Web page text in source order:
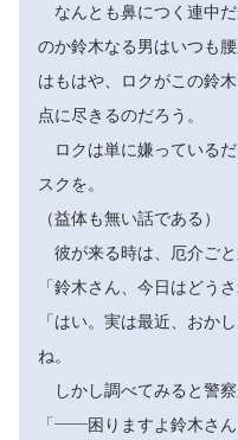
なんとも鼻につく連中
のか鈴木なる男はいつも
はもはや、ロクがこの鈴
点に尽きるのだろう。
ロクは単に嫌っている
スクを。
（益体も無い話である）
彼が来る時は、厄介ごと
「鈴木さん、今日はどう
「はい。実は最近、おか
ね。
しかし調べてみると警
「――困りますよ鈴木さん